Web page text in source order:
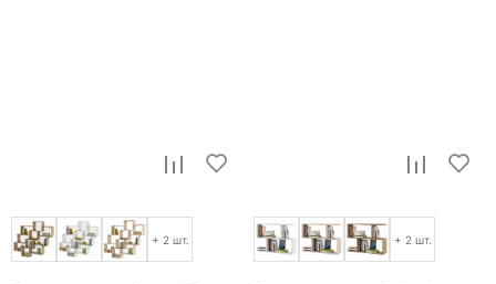
+ 2 шт. + 2 шт.